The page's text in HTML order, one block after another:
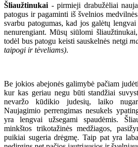
Šliaužtinukai - pirmieji drabužėliai
patogus ir pagaminti iš švelnios
svarbu patogumas, kad jos galėtų
nenurengiant. Mūsų siūlomi
todėl bus patogu keisti sauskelnės netgi
taipogi ir tėveliams).
Be jokios abejonės galimybė pačiam
kur kas geriau negu būti standžiai
nevaržo kūdikio judesių, laiko
Naujagimio perrengimas nesukels
yra lengvai užsegami spaudėmis.
minkštos trikotažinės medžiagos,
puikiai sugeria drėgmę. Taip pat yra